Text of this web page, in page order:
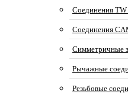
Соединения
Соединения
Симметричные
Рычажные
Резьбовые